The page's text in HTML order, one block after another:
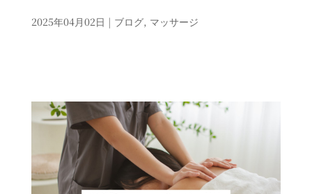
2025年04月02日 | ブログ, マッサージ